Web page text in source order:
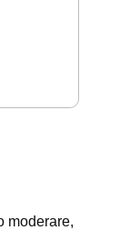
moderare,